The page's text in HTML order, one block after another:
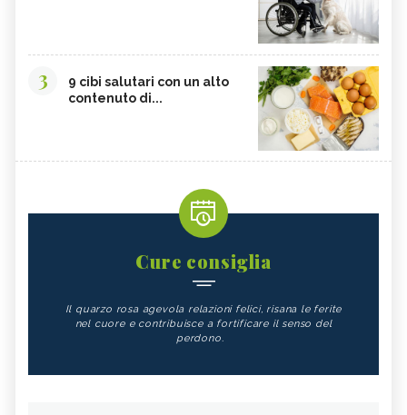
3
9 cibi salutari con un alto
contenuto di...
Cure consiglia
Il quarzo rosa agevola relazioni felici, risana le ferite
nel cuore e contribuisce a fortificare il senso del
perdono.